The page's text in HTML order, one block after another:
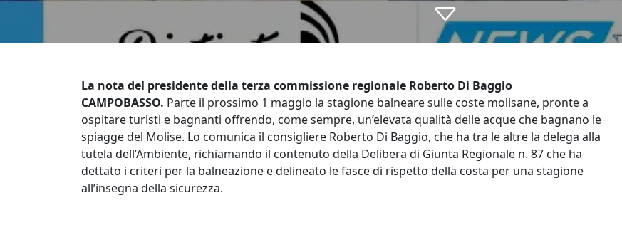
La nota del presidente della terza commissione regionale Roberto Di Baggio
CAMPOBASSO. Parte il prossimo 1 maggio la stagione balneare sulle coste molisane, pronte a
ospitare turisti e bagnanti offrendo, come sempre, un’elevata qualità delle acque che bagnano le
spiagge del Molise. Lo comunica il consigliere Roberto Di Baggio, che ha tra le altre la delega alla
tutela dell’Ambiente, richiamando il contenuto della Delibera di Giunta Regionale n. 87 che ha
dettato i criteri per la balneazione e delineato le fasce di rispetto della costa per una stagione
all’insegna della sicurezza.